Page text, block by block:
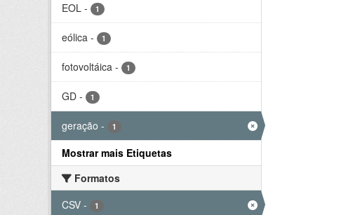
EOL - 1
eólica - 1
fotovoltáica - 1
GD - 1
geração - 1
Mostrar mais Etiquetas
Formatos
CSV - 1